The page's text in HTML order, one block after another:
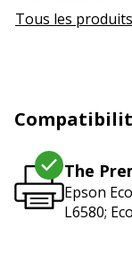
Tous les
The
Epson
L6580;